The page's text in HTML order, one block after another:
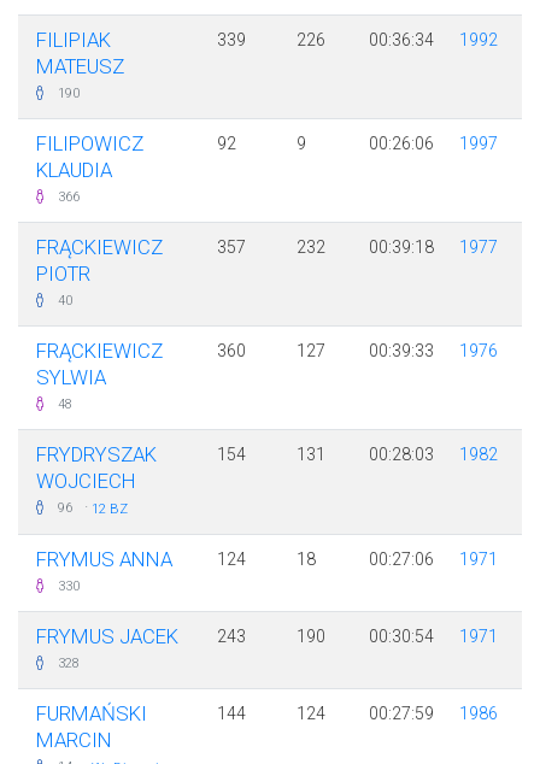
FILIPIAK
MATEUSZ
190
339 226 00:36:34 1992
FILIPOWICZ
KLAUDIA
366
92 9 00:26:06 1997
FRĄCKIEWICZ
PIOTR
40
357 232 00:39:18 1977
FRĄCKIEWICZ
SYLWIA
48
360 127 00:39:33 1976
FRYDRYSZAK
WOJCIECH
96 · 12 BZ
154 131 00:28:03 1982
FRYMUS ANNA
330
124 18 00:27:06 1971
FRYMUS JACEK
328
243 190 00:30:54 1971
FURMAŃSKI
MARCIN
144 124 00:27:59 1986